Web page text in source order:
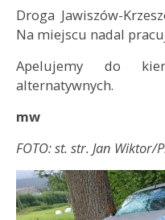
Droga Jawiszów-
Na miejscu nadal
Apelujemy do
alternatywnych.
mw
FOTO: st. str. Jan Wiktor/